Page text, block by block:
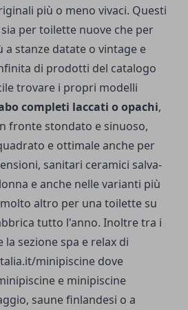
più o meno vivaci. Questi
per toilette nuove che per
a stanze datate o vintage e
di prodotti del catalogo
trovare i propri modelli
completi laccati o opachi,
fronte stondato e sinuoso,
e ottimale anche per
sanitari ceramici salva-
e anche nelle varianti più
altro per una toilette su
tutto l'anno. Inoltre tra i
sezione spa e relax di
minipiscine dove
e minipiscine
saune finlandesi o a